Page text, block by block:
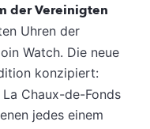
der Vereinigten
Uhren der
Watch. Die neue
konzipiert:
Chaux-de-Fonds
jedes einem